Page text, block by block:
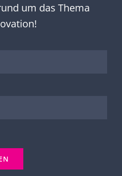
um das Thema